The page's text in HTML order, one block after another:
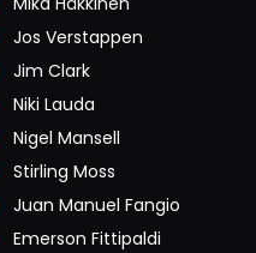
Jos Verstappen
Jim Clark
Niki Lauda
Nigel Mansell
Stirling Moss
Juan Manuel Fangio
Emerson Fittipaldi